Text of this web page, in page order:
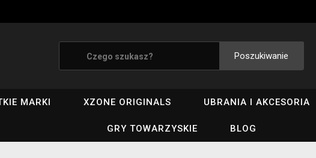
Poszukiwanie
MARKI XZONE ORIGINALS UBRANIA I AKCESORIA
GRY TOWARZYSKIE BLOG